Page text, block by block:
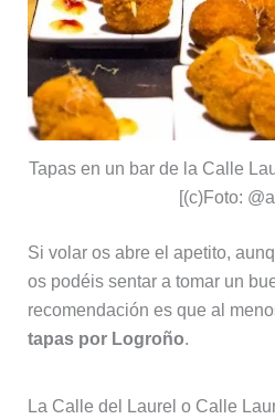
Tapas en un bar de la Calle
[(c)Foto:
Si volar os abre el apetito,
os podéis sentar a tomar un
recomendación es que al
tapas por Logroño.
La Calle del Laurel o Calle